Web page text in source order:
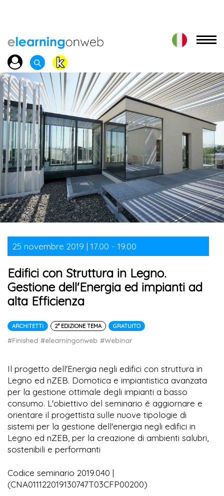
25 novembre 2019 | 17.00 - 19.00
Edifici con Struttura in Legno.
Gestione dell'Energia ed impianti ad
alta Efficienza
ARCHITETTI 2° EDIZIONE TEMA GRATUITO
#Finished #elearningonweb #Webinar
Il progetto dell'Energia negli edifici con struttura in
Legno ed nZEB. Domotica e impiantistica avanzata
per la gestione ottimale degli impianti a basso
consumo. L'obiettivo del seminario é aggiornare e
orientare il progettista sulle nuove tipologie di
sistemi per la gestione dell'energia negli edifici in
Legno ed nZEB, per la creazione di ambienti salubri,
sostenibili e performanti
Codice seminario 2019.040 |
(CNA011122019130747T03CFP00200)